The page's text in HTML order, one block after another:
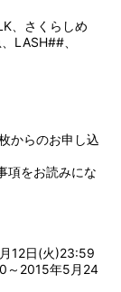
、さくらしめ
LASH##、
からのお申し込
項をお読みにな
12日(火)23:59
～2015年5月24